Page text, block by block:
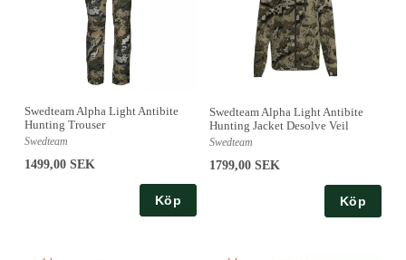
Swedteam Alpha Light Antibite
Hunting Trouser
Swedteam
1499,00 SEK
Köp
Swedteam Alpha Light Antibite
Hunting Jacket Desolve Veil
Swedteam
1799,00 SEK
Köp